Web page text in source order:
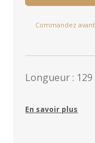
Commandez
Longueur : 129
En savoir plus